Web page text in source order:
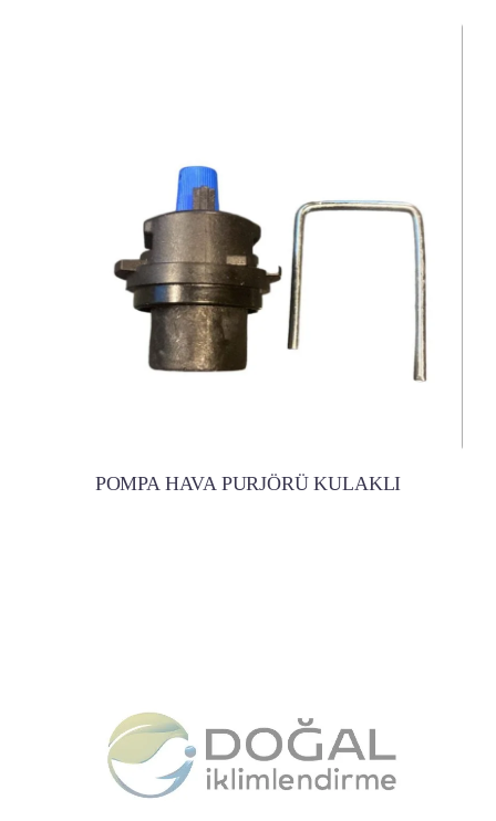
POMPA HAVA PURJÖRÜ KULAKLI